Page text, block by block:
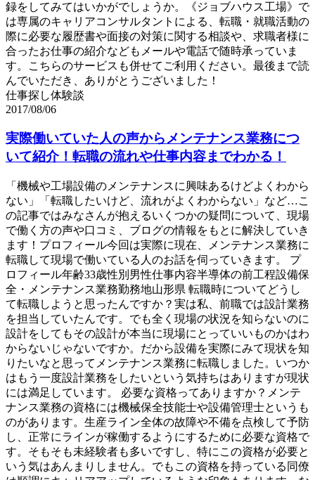
録をしてみてはいかがでしょうか。《ジョブハウス工場》で
は専属のキャリアコンサルタントによる、転職・就職活動の
際に必要な履歴書や面接の対策に関する相談や、求職者様に
合ったお仕事の紹介などもメールや電話で随時承っていま
す。こちらのサービスも併せてご利用ください。最後まで読
んでいただき、ありがとうございました！
仕事探し体験談
2017/08/06
実際働いていた人の声からメンテナンス業務につ
いて紹介！転職の流れや仕事内容までわかる！
「機械や工場設備のメンテナンスに興味あるけどよくわから
ない」「転職したいけど、流れがよくわからない」など…こ
の記事ではみなさんが抱えるいくつかの疑問について、現場
で働く方の声や口コミ、ブログの情報をもとに解決していき
ます！プロフィール今回は実際に現在、メンテナンス業務に
転職して現場で働いている人のお話を伺っていきます。 プ
ロフィール年齢33歳性別男性仕事内容半導体の前工程設備保
全・メンテナンス業務勤務地山形県 転職時についてどうし
て転職しようと思ったんですか？実は私、前職では設計業務
を担当していたんです。でも全く現場の状況を知らないのに
設計をしてもその設計が本当に現場にとっていいものかはわ
からないじゃないですか。だから設備を実際にみて現状を知
りたいなと思ってメンテナンス業務に転職しました。いつか
はもう一度設計業務をしたいという気持ちはありますが現状
には満足しています。 必要な資格ってありますか？メンテ
ナンス業務の資格には機械保全技能士や設備管理士というも
のがあります。生産ライン全体の故障や不備を点検して予防
し、正常にラインが稼働するようにするために必要な資格で
す。そもそも未経験者も多いですし、特にこの資格が必要と
いう気はあんまりしません。でもこの資格を持っている同僚